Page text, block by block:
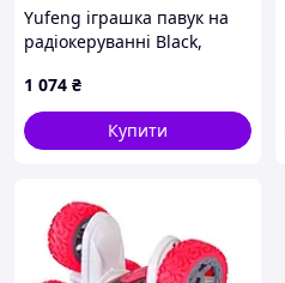
Yufeng іграшка павук на
радіокеруванні Black,
1 074 ₴
Купити